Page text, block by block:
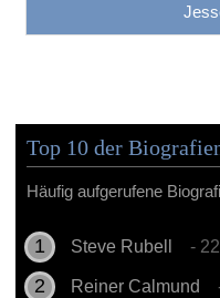
Top 10 der
Häufig aufgerufene
Steve Rubell -
Reiner Calmund